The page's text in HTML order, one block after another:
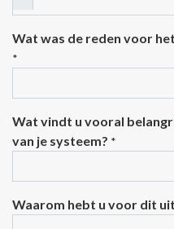
Wat was de reden voor
*
Wat vindt u vooral
van je systeem? *
Waarom hebt u voor dit